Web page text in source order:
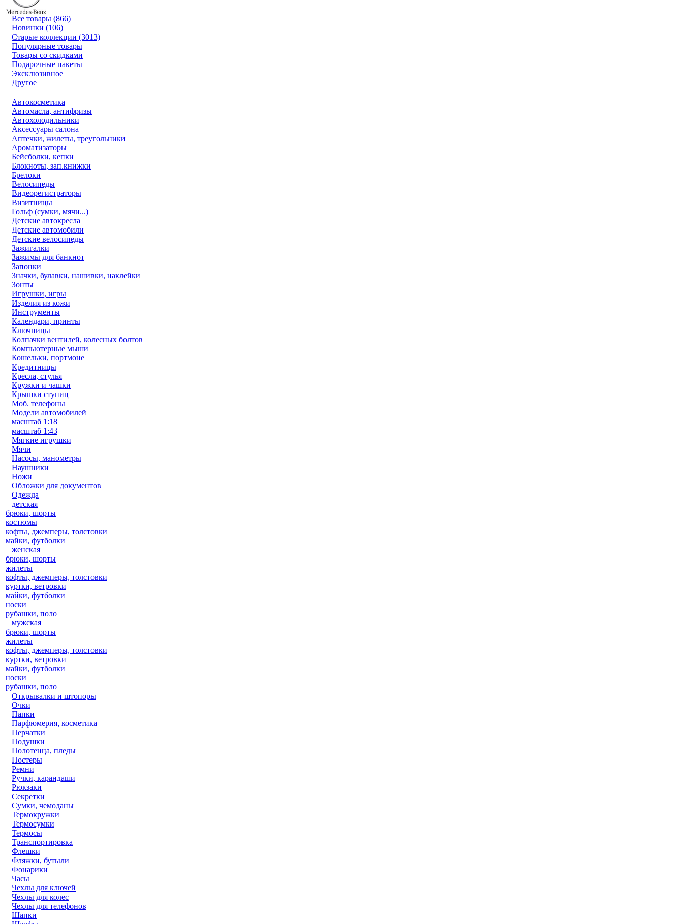
Все товары (866)
Новинки (106)
Старые коллекции (3013)
Популярные товары
Товары со скидками
Подарочные пакеты
Эксклюзивное
Другое
Автокосметика
Автомасла, антифризы
Автохолодильники
Аксессуары салона
Аптечки, жилеты, треугольники
Ароматизаторы
Бейсболки, кепки
Блокноты, зап.книжки
Брелоки
Велосипеды
Видеорегистраторы
Визитницы
Гольф (сумки, мячи...)
Детские автокресла
Детские автомобили
Детские велосипеды
Зажигалки
Зажимы для банкнот
Запонки
Значки, булавки, нашивки, наклейки
Зонты
Игрушки, игры
Изделия из кожи
Инструменты
Календари, принты
Ключницы
Колпачки вентилей, колесных болтов
Компьютерные мыши
Кошельки, портмоне
Кредитницы
Кресла, стулья
Кружки и чашки
Крышки ступиц
Моб. телефоны
Модели автомобилей
масштаб 1:18
масштаб 1:43
Мягкие игрушки
Мячи
Насосы, манометры
Наушники
Ножи
Обложки для документов
Одежда
детская
брюки, шорты
костюмы
кофты, джемперы, толстовки
майки, футболки
женская
брюки, шорты
жилеты
кофты, джемперы, толстовки
куртки, ветровки
майки, футболки
носки
рубашки, поло
мужская
брюки, шорты
жилеты
кофты, джемперы, толстовки
куртки, ветровки
майки, футболки
носки
рубашки, поло
Открывалки и штопоры
Очки
Папки
Парфюмерия, косметика
Перчатки
Подушки
Полотенца, пледы
Постеры
Ремни
Ручки, карандаши
Рюкзаки
Секретки
Сумки, чемоданы
Термокружки
Термосумки
Термосы
Транспортировка
Флешки
Фляжки, бутыли
Фонарики
Часы
Чехлы для ключей
Чехлы для колес
Чехлы для телефонов
Шапки